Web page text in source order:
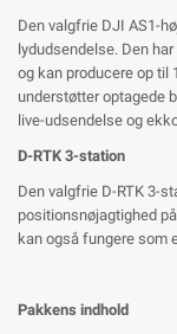
Den valgfrie DJI AS1-
lydudsendelse. Den
og kan producere op til
understøtter optagede
live-udsendelse og
D-RTK 3-station
Den valgfrie D-RTK 3-
positionsnøjagtighed
kan også fungere som
Pakkens indhold